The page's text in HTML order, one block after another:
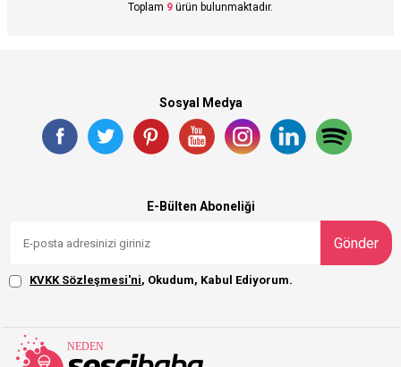
Toplam 9 ürün bulunmaktadır.
Sosyal Medya
E-Bülten Aboneliği
Gönder
KVKK Sözleşmesi'ni, Okudum, Kabul Ediyorum.